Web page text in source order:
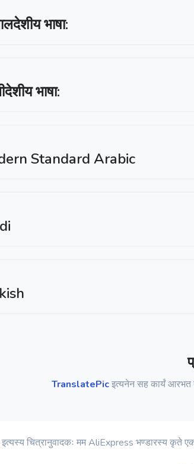
भाषा:
भाषा:
Standard Arabic
TranslatePicइत्यनेन सह कार्यं
चित्रानुवादकः मम AliExpress भण्डारस्य कृते